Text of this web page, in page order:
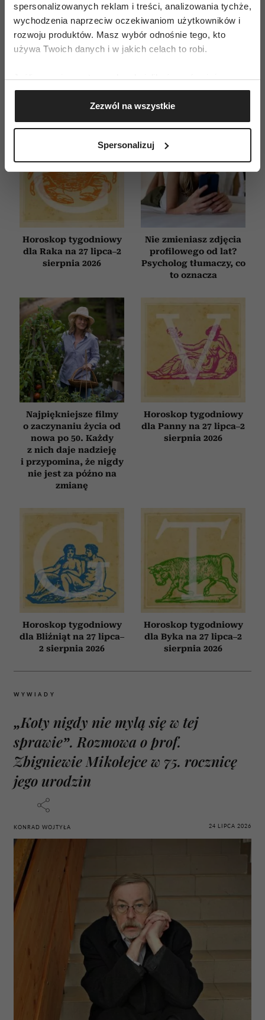
spersonalizowanych reklam i treści, analizowania tychże,
wychodzenia naprzeciw oczekiwaniom użytkowników i
rozwoju produktów. Masz wybór odnośnie tego, kto
używa Twoich danych i w jakich celach to robi.
Jeśli wyrazisz na to zgodę, chcielibyśmy również:
Gromadzić dane dotyczące Twojej lokalizacji
geograficznej z dokładnością nawet do kilku metrów
Identyfikować Twoje urządzenie, aktywnie
(fingerprinting, czyli wirtualny odcisk palca)
dane są przetwarzane oraz ustaw własne preferencje w
sekcji szczegółów. W Deklaracji plików cookie możesz
zmienić lub wycofać swoją zgodę w dowolnej chwili.
Wykorzystujemy pliki cookie do spersonalizowania treści
i reklam, aby oferować funkcje społecznościowe i
analizować ruch w naszej witrynie. Informacje o tym, jak
korzystasz z naszej witryny, udostępniamy partnerom
Partnerzy mogą połączyć te informacje z innymi danymi
otrzymanymi od Ciebie lub uzyskanymi podczas
korzystania z ich usług.
Zezwól na wszystkie
Spersonalizuj
WYDANIE DRUKOWANE
E-WYDANIE
Horoskop tygodniowy
dla Raka na 27 lipca–2
sierpnia 2026
Nie zmieniasz zdjęcia
profilowego od lat?
Psycholog tłumaczy, co
to oznacza
Najpiękniejsze filmy
o zaczynaniu życia od
nowa po 50. Każdy
z nich daje nadzieję
i przypomina, że nigdy
nie jest za późno na
zmianę
Horoskop tygodniowy
dla Panny na 27 lipca–2
sierpnia 2026
Horoskop tygodniowy
dla Bliźniąt na 27 lipca–
2 sierpnia 2026
Horoskop tygodniowy
dla Byka na 27 lipca–2
sierpnia 2026
WYWIADY
„Koty nigdy nie mylą się w tej
sprawie”. Rozmowa o prof.
Zbigniewie Mikołejce w 75. rocznicę
jego urodzin
KONRAD WOJTYŁA 24 LIPCA 2026